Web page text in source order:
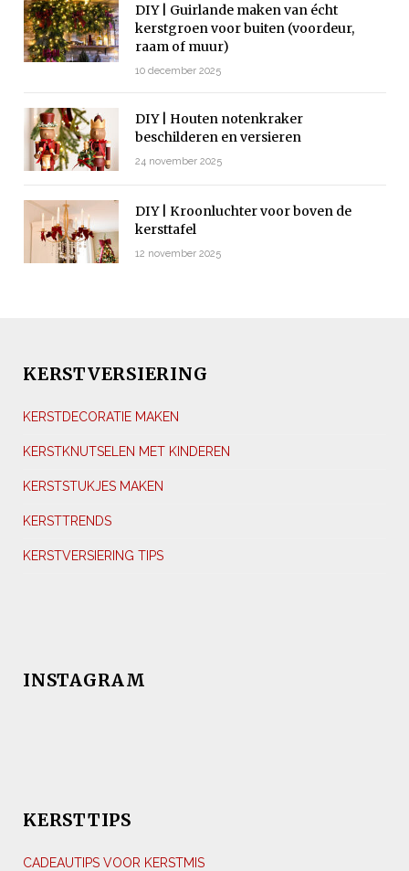
DIY | Guirlande maken van écht
kerstgroen voor buiten (voordeur,
raam of muur)
10 december 2025
DIY | Houten notenkraker
beschilderen en versieren
24 november 2025
DIY | Kroonluchter voor boven de
kersttafel
12 november 2025
KERSTVERSIERING
KERSTDECORATIE MAKEN
KERSTKNUTSELEN MET KINDEREN
KERSTSTUKJES MAKEN
KERSTTRENDS
KERSTVERSIERING TIPS
INSTAGRAM
KERSTTIPS
CADEAUTIPS VOOR KERSTMIS